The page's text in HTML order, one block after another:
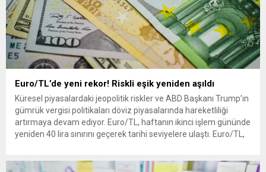
Euro/TL’de yeni rekor! Riskli eşik yeniden aşıldı
Küresel piyasalardaki jeopolitik riskler ve ABD Başkanı Trump’ın
gümrük vergisi politikaları döviz piyasalarında hareketliliği
artırmaya devam ediyor. Euro/TL, haftanın ikinci işlem gününde
yeniden 40 lira sınırını geçerek tarihi seviyelere ulaştı. Euro/TL,